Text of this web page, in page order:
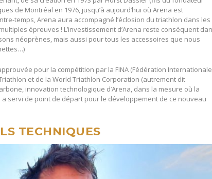
de Montréal en 1976, jusqu’à aujourd’hui où Arena est
temps, Arena aura accompagné l’éclosion du triathlon dans les
épreuves ! L’investissement d’Arena reste conséquent
néoprènes, mais aussi pour tous les accessoires que nous
pour la compétition par la FINA (Fédération
et de la World Triathlon Corporation (autrement dit
innovation technologique d’Arena, dans la mesure où la
servi de point de départ pour le développement de ce nouveau
TECHNIQUES